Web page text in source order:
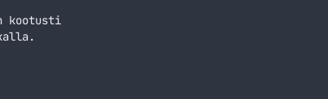
kootusti